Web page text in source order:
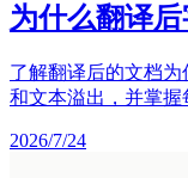
为什么翻译
了解翻译后的文档
和文本溢出，并掌握
2026/7/24